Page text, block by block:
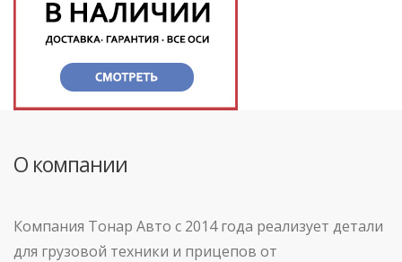
О компании
Компания Тонар Авто с 2014 года реализует детали
для грузовой техники и прицепов от